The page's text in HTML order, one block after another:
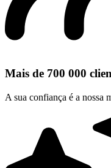
Mais de 700 000
A sua confiança é a nossa